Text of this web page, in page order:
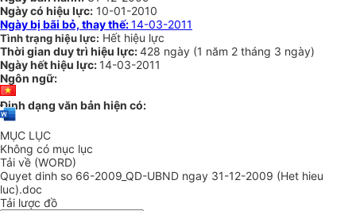
Ngày có hiệu lực: 10-01-2010
Ngày bị bãi bỏ, thay thế:14-03-2011
Tình trạng hiệu lực: Hết hiệu lực
Thời gian duy trì hiệu lực:428 ngày (1 năm 2 tháng 3 ngày)
Ngày hết hiệu lực: 14-03-2011
Ngôn ngữ:
Định dạng văn bản hiện có:
MỤC LỤC
Không có mục lục
Tải về (WORD)
Quyet dinh so 66-2009_QD-UBND ngay 31-12-2009 (Het hieu
luc).doc
Tải lược đồ